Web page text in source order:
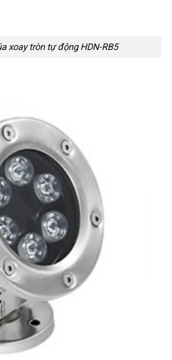
xoay tròn tự động HDN-RB5